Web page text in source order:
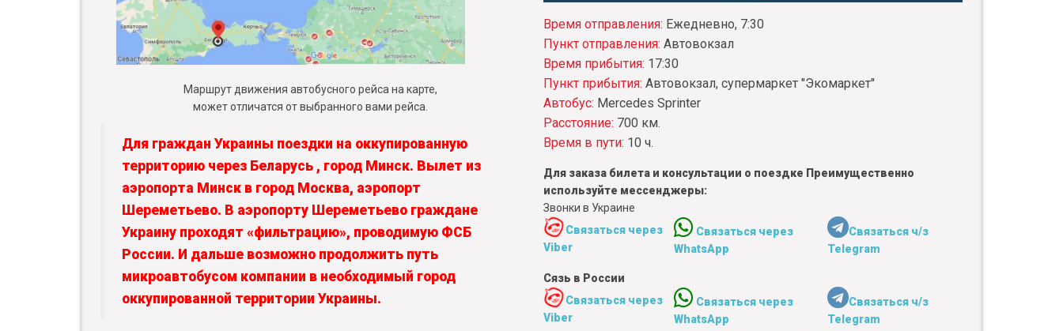
Маршрут движения автобусного рейса на карте,
может отличатся от выбранного вами рейса.
Для граждан Украины поездки на оккупированную
территорию через Беларусь , город Минск. Вылет из
аэропорта Минск в город Москва, аэропорт
Шереметьево. В аэропорту Шереметьево граждане
Украину проходят «фильтрацию», проводимую ФСБ
России. И дальше возможно продолжить путь
микроавтобусом компании в необходимый город
оккупированной территории Украины.
Время отправления: Ежедневно, 7:30
Пункт отправления: Автовокзал
Время прибытия: 17:30
Пункт прибытия: Автовокзал, супермаркет "Экомаркет"
Автобус: Mercedes Sprinter
Расстояние: 700 км.
Время в пути: 10 ч.
Для заказа билета и консультации о поездке Преимущественно
используйте мессенджеры:
Звонки в Украине
Связаться через
Viber
Связаться через
WhatsApp
Связаться ч/з
Telegram
Сязь в России
Связаться через
Viber
Связаться через
WhatsApp
Связаться ч/з
Telegram